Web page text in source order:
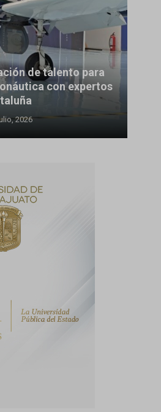
de talento para
con expertos
2026